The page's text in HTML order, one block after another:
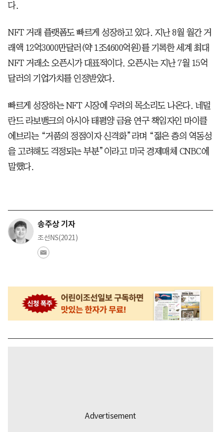
다.
NFT 거래 플랫폼도 빠르게 성장하고 있다. 지난 8월 월간 거
래액 12억3000만달러(약 1조4600억원)를 기록한 세계 최대
NFT 거래소 오픈시가 대표적이다. 오픈시는 지난 7월 15억
달러의 기업가치를 인정받았다.
빠르게 성장하는 NFT 시장에 우려의 목소리도 나온다. 네덜
란드 라보뱅크의 아시아 태평양 금융 연구 책임자인 마이클
에브리는 “거품의 정점이자 신격화”라며 “젊은 층의 역동성
을 고려해도 걱정되는 부분”이라고 미국 경제매체 CNBC에
말했다.
송주상 기자
조선NS(2021)